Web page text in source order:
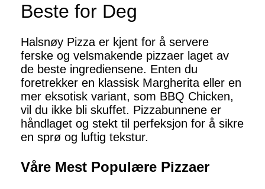
Beste for Deg
Halsnøy Pizza er kjent for å servere
ferske og velsmakende pizzaer laget av
de beste ingrediensene. Enten du
foretrekker en klassisk Margherita eller en
mer eksotisk variant, som BBQ Chicken,
vil du ikke bli skuffet. Pizzabunnene er
håndlaget og stekt til perfeksjon for å sikre
en sprø og luftig tekstur.
Våre Mest Populære Pizzaer